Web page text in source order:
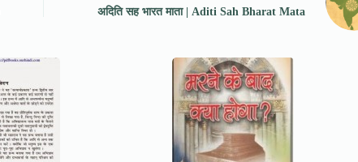
अदिति सह भारत माता | Aditi Sah Bharat Mata